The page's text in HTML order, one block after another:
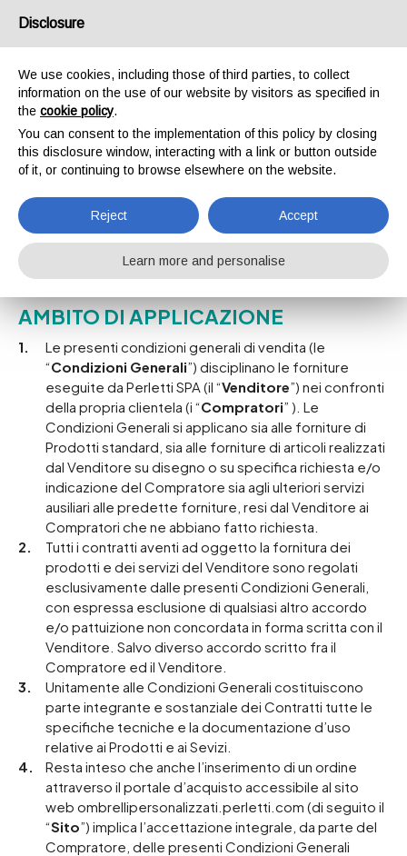
Deliveries always free in Italy
Tel.+39 035 8356012
0
Home Condizioni di vendita
Condizioni di vendita
Condizioni generali
AMBITO DI APPLICAZIONE
Le presenti condizioni generali di vendita (le
“Condizioni Generali”) disciplinano le forniture
eseguite da Perletti SPA (il “Venditore”) nei confronti
della propria clientela (i “Compratori” ). Le
Condizioni Generali si applicano sia alle forniture di
Prodotti standard, sia alle forniture di articoli realizzati
dal Venditore su disegno o su specifica richiesta e/o
indicazione del Compratore sia agli ulteriori servizi
ausiliari alle predette forniture, resi dal Venditore ai
Compratori che ne abbiano fatto richiesta.
Tutti i contratti aventi ad oggetto la fornitura dei
prodotti e dei servizi del Venditore sono regolati
esclusivamente dalle presenti Condizioni Generali,
con espressa esclusione di qualsiasi altro accordo
e/o pattuizione non concordata in forma scritta con il
Venditore. Salvo diverso accordo scritto fra il
Compratore ed il Venditore.
Unitamente alle Condizioni Generali costituiscono
parte integrante e sostanziale dei Contratti tutte le
specifiche tecniche e la documentazione d’uso
relative ai Prodotti e ai Sevizi.
Resta inteso che anche l’inserimento di un ordine
attraverso il portale d’acquisto accessibile al sito
web ombrellipersonalizzati.perletti.com (di seguito il
“Sito”) implica l’accettazione integrale, da parte del
Compratore, delle presenti Condizioni Generali
Disclosure
We use cookies, including those of third parties, to collect
information on the use of our website by visitors as specified in
the cookie policy.
You can consent to the implementation of this policy by closing
this disclosure window, interacting with a link or button outside
of it, or continuing to browse elsewhere on the website.
Reject Accept
Learn more and personalise